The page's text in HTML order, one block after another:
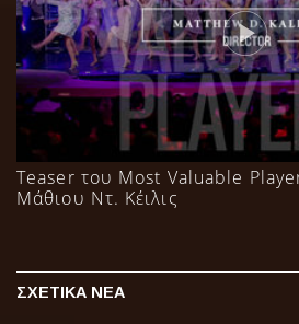
Teaser του Most Valuable
Μάθιου Ντ. Κέιλις
ΣΧΕΤΙΚΑ ΝΕΑ